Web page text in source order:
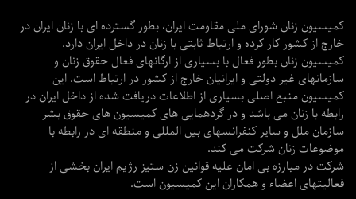
کمیسیون زنان شورای ملی مقاومت ایران، بطور گسترده ای با زنان ایران در
خارج از کشور کار کرده و ارتباط ثابتی با زنان در داخل ایران دارد.
کمیسیون زنان بطور فعال با بسیاری از ارگانهای فعال حقوق زنان و
سازمانهای غیر دولتی و ایرانیان خارج از کشور در ارتباط است. این
کمیسیون منبع اصلی بسیاری از اطلاعات دریافت شده از داخل ایران در
رابطه با زنان می باشد و در گردهمایی های کمیسیون های حقوق بشر
سازمان ملل و سایر کنفرانسهای بین المللی و منطقه ای در رابطه با
موضوعات زنان شرکت می کند.
شرکت در مبارزه بی امان علیه قوانین زن ستیز رژیم ایران بخشی از
فعالیتهای اعضاء و همکاران این کمیسیون است.